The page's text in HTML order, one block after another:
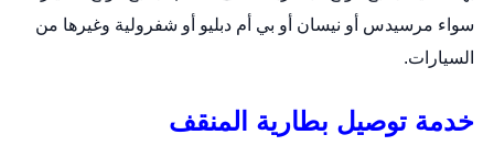
سواء مرسيدس أو نيسان أو بي أم دبليو أو شفرولية وغيرها من
السيارات.
خدمة توصيل بطارية المنقف